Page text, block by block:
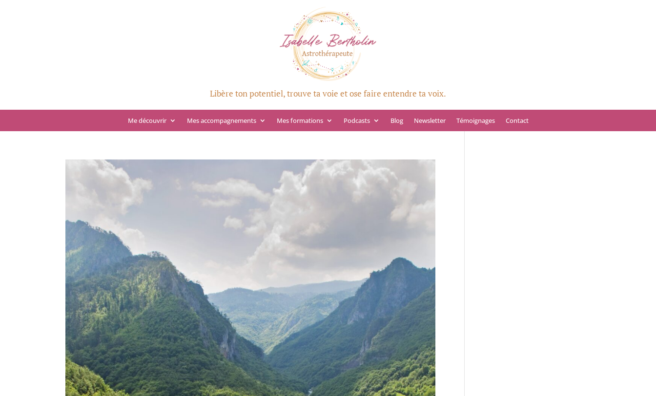
Libère ton potentiel, trouve ta voie et ose faire entendre ta voix.
Me découvrir Mes accompagnements Mes formations Podcasts Blog Newsletter Témoignages Contact